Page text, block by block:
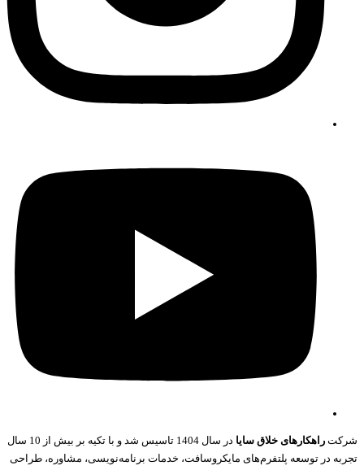
راهکارهای خلاق سایا
در سال 1404 تاسیس شد و با تکیه بر بیش از 10 سال
در توسعه پلتفرم‌های مایکروسافت، خدمات برنامه‌نویسی، مشاوره، طراحی